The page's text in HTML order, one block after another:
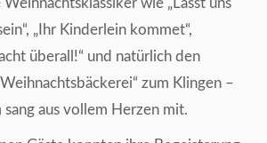
wie „Lasst uns
„Ihr Kinderlein kommet“,
überall!“ und natürlich den
zum Klingen –
sang aus vollem Herzen mit.